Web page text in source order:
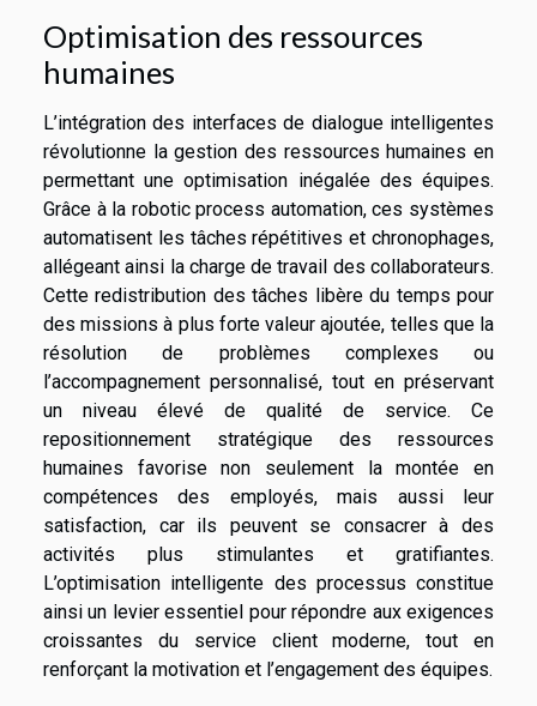
Optimisation des ressources
humaines
L’intégration des interfaces de dialogue intelligentes
révolutionne la gestion des ressources humaines en
permettant une optimisation inégalée des équipes.
Grâce à la robotic process automation, ces systèmes
automatisent les tâches répétitives et chronophages,
allégeant ainsi la charge de travail des collaborateurs.
Cette redistribution des tâches libère du temps pour
des missions à plus forte valeur ajoutée, telles que la
résolution de problèmes complexes ou
l’accompagnement personnalisé, tout en préservant
un niveau élevé de qualité de service. Ce
repositionnement stratégique des ressources
humaines favorise non seulement la montée en
compétences des employés, mais aussi leur
satisfaction, car ils peuvent se consacrer à des
activités plus stimulantes et gratifiantes.
L’optimisation intelligente des processus constitue
ainsi un levier essentiel pour répondre aux exigences
croissantes du service client moderne, tout en
renforçant la motivation et l’engagement des équipes.